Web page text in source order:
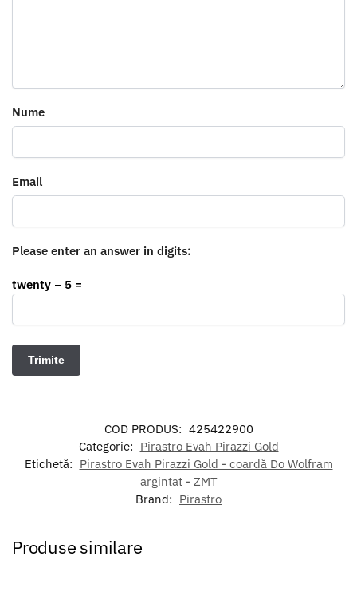
Nume
Email
Please enter an answer in digits:
twenty − 5 =
COD PRODUS: 425422900
Categorie: Pirastro Evah Pirazzi Gold
Etichetă: Pirastro Evah Pirazzi Gold - coardă Do Wolfram
argintat - ZMT
Brand: Pirastro
Produse similare